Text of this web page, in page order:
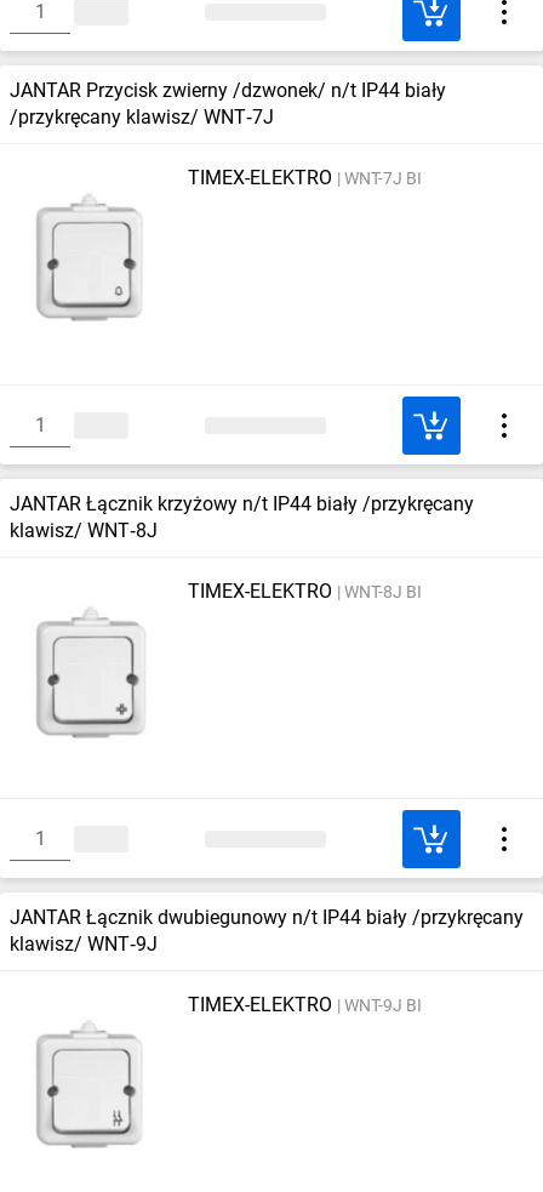
JANTAR Przycisk zwierny /dzwonek/ n/t IP44 biały
/przykręcany klawisz/ WNT‑7J
TIMEX-ELEKTRO WNT-7J BI
JANTAR Łącznik krzyżowy n/t IP44 biały /przykręcany
klawisz/ WNT‑8J
TIMEX-ELEKTRO WNT-8J BI
JANTAR Łącznik dwubiegunowy n/t IP44 biały /przykręcany
klawisz/ WNT‑9J
TIMEX-ELEKTRO WNT-9J BI